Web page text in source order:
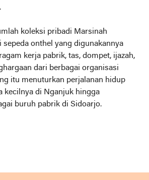
koleksi pribadi Marsinah
onthel yang digunakannya
kerja pabrik, tas, dompet, ijazah,
dari berbagai organisasi
itu menuturkan perjalanan hidup
kecilnya di Nganjuk hingga
buruh pabrik di Sidoarjo.